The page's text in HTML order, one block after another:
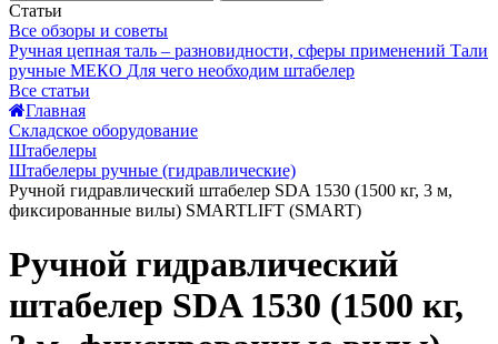
Статьи
Все обзоры и советы
Ручная цепная таль – разновидности, сферы применений Тали
ручные МЕКО Для чего необходим штабелер
Все статьи
Главная
Складское оборудование
Штабелеры
Штабелеры ручные (гидравлические)
Ручной гидравлический штабелер SDA 1530 (1500 кг, 3 м,
фиксированные вилы) SMARTLIFT (SMART)
Ручной гидравлический
штабелер SDA 1530 (1500 кг,